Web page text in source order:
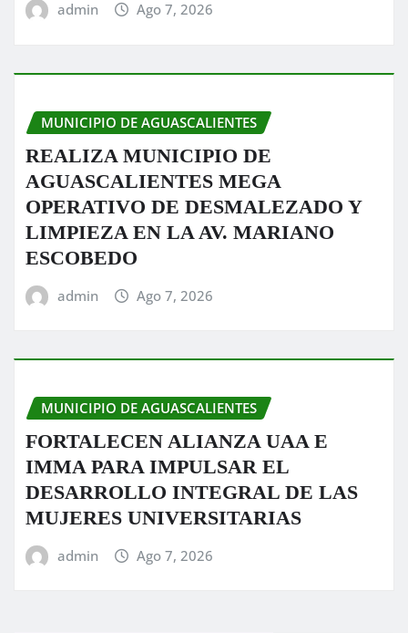
admin Ago 7, 2026
MUNICIPIO DE AGUASCALIENTES
REALIZA MUNICIPIO DE
AGUASCALIENTES MEGA
OPERATIVO DE DESMALEZADO Y
LIMPIEZA EN LA AV. MARIANO
ESCOBEDO
admin Ago 7, 2026
MUNICIPIO DE AGUASCALIENTES
FORTALECEN ALIANZA UAA E
IMMA PARA IMPULSAR EL
DESARROLLO INTEGRAL DE LAS
MUJERES UNIVERSITARIAS
admin Ago 7, 2026